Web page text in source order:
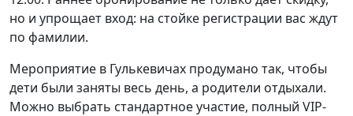
но и упрощает вход: на стойке регистрации вас ждут
по фамилии.
Мероприятие в Гулькевичах продумано так, чтобы
дети были заняты весь день, а родители отдыхали.
Можно выбрать стандартное участие, полный VIP-